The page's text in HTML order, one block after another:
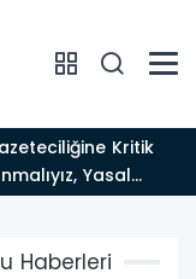
Yasal
Haberleri